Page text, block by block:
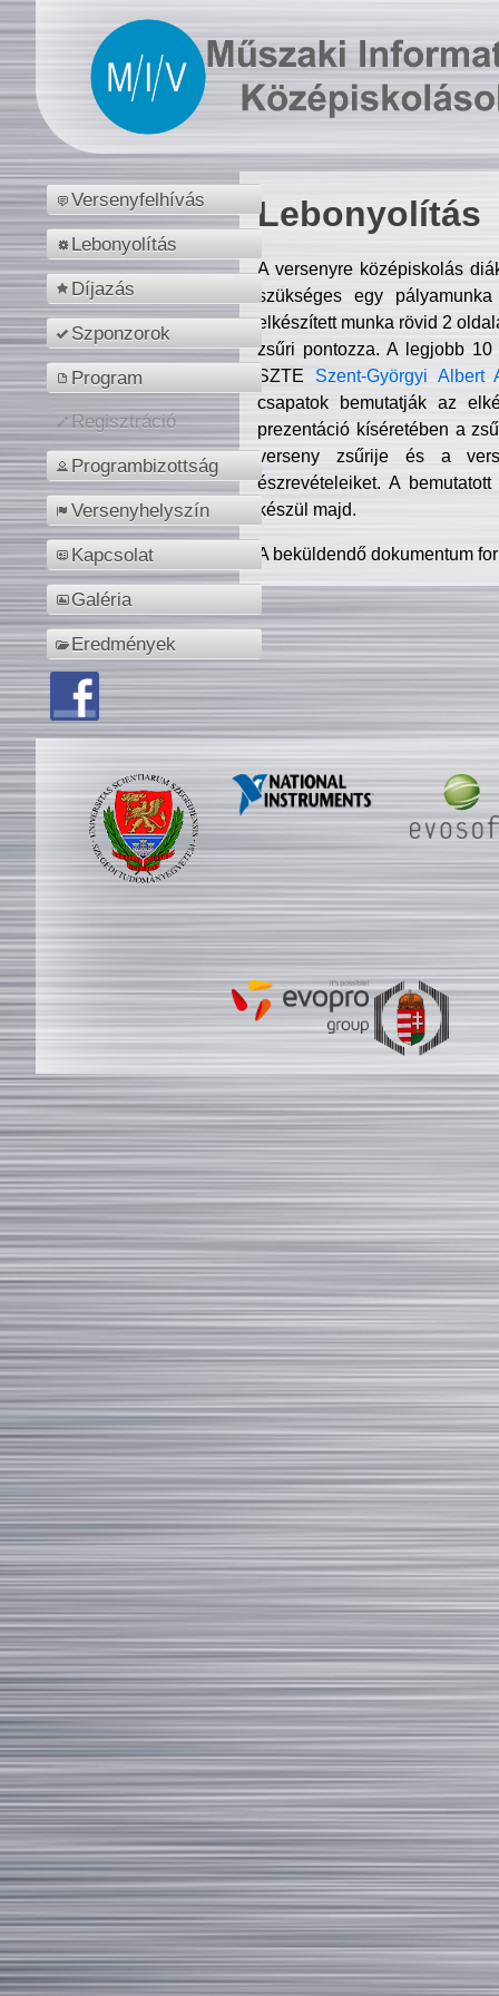
Versenyfelhívás
Lebonyolítás
Díjazás
Szponzorok
Program
Regisztráció
Programbizottság
Versenyhelyszín
Kapcsolat
Galéria
Eredmények
Lebonyolítás
A versenyre középiskolás
szükséges egy
elkészített munka rövid 2
zsűri pontozza. A legjobb
SZTE Szent-Györgyi Albert
csapatok bemutatják az
prezentáció kíséretében a
verseny zsűrije és a
észrevételeiket. A
készül majd.
A beküldendő dokumentum